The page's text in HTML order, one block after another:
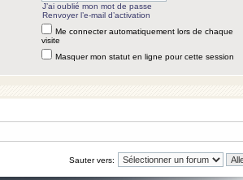
J’ai oublié mon mot de passe
Renvoyer l’e-mail d’activation
Me connecter automatiquement lors de chaque
visite
Masquer mon statut en ligne pour cette session
Sauter vers: